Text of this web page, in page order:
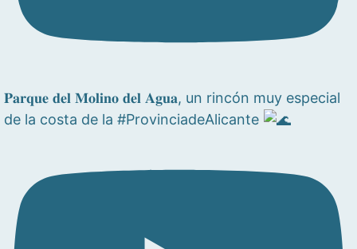
𝐏𝐚𝐫𝐪𝐮𝐞 𝐝𝐞𝐥 𝐌𝐨𝐥𝐢𝐧𝐨 𝐝𝐞𝐥 𝐀𝐠𝐮𝐚, un rincón muy especial
de la costa de la #ProvinciadeAlicante